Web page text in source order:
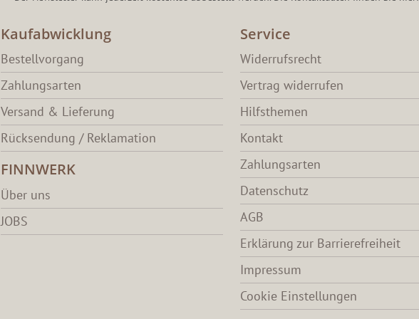
Kaufabwicklung
Bestellvorgang
Zahlungsarten
Versand & Lieferung
Rücksendung / Reklamation
FINNWERK
Über uns
JOBS
Service
Widerrufsrecht
Vertrag widerrufen
Hilfsthemen
Kontakt
Zahlungsarten
Datenschutz
AGB
Erklärung zur Barrierefreiheit
Impressum
Cookie Einstellungen